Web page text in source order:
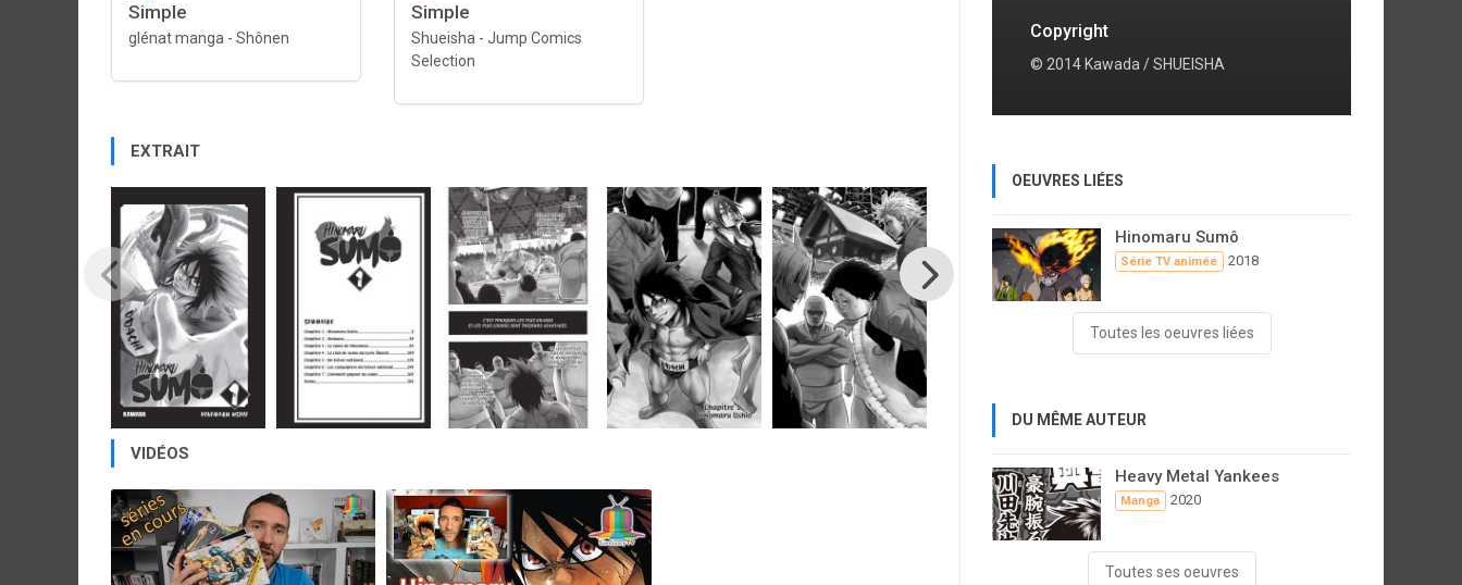
Simple
glénat manga - Shônen
Simple
Shueisha - Jump Comics
Selection
EXTRAIT
VIDÉOS
Copyright
© 2014 Kawada / SHUEISHA
OEUVRES LIÉES
Hinomaru Sumô
Série TV animée 2018
Toutes les oeuvres liées
DU MÊME AUTEUR
Heavy Metal Yankees
Manga 2020
Toutes ses oeuvres